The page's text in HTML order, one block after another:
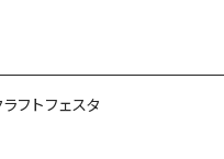
フトフェスタ